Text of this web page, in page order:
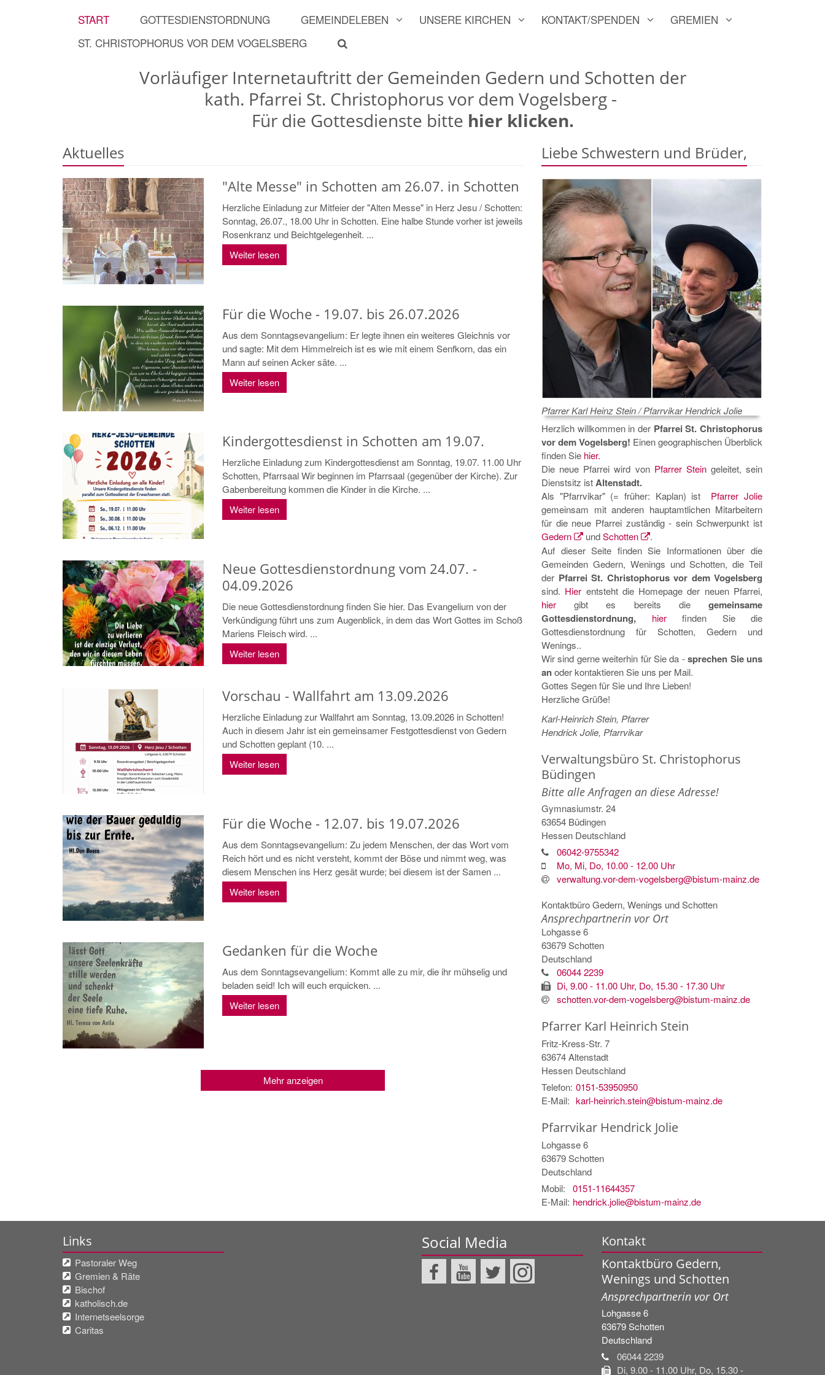
START GOTTESDIENSTORDNUNG GEMEINDELEBEN UNSERE KIRCHEN KONTAKT/SPENDEN
GREMIEN
ST. CHRISTOPHORUS VOR DEM VOGELSBERG
Vorläufiger Internetauftritt der Gemeinden Gedern und Schotten der
kath. Pfarrei St. Christophorus vor dem Vogelsberg -
Für die Gottesdienste bitte hier klicken.
Aktuelles
"Alte Messe" in Schotten am 26.07. in Schotten
Herzliche Einladung zur Mitfeier der "Alten Messe" in Herz Jesu / Schotten:
Sonntag, 26.07., 18.00 Uhr in Schotten. Eine halbe Stunde vorher ist jeweils
Rosenkranz und Beichtgelegenheit. ...
Weiter lesen
Für die Woche - 19.07. bis 26.07.2026
Aus dem Sonntagsevangelium: Er legte ihnen ein weiteres Gleichnis vor
und sagte: Mit dem Himmelreich ist es wie mit einem Senfkorn, das ein
Mann auf seinen Acker säte. ...
Weiter lesen
Kindergottesdienst in Schotten am 19.07.
Herzliche Einladung zum Kindergottesdienst am Sonntag, 19.07. 11.00 Uhr
Schotten, Pfarrsaal Wir beginnen im Pfarrsaal (gegenüber der Kirche). Zur
Gabenbereitung kommen die Kinder in die Kirche. ...
Weiter lesen
Neue Gottesdienstordnung vom 24.07. -
04.09.2026
Die neue Gottesdienstordnung finden Sie hier. Das Evangelium von der
Verkündigung führt uns zum Augenblick, in dem das Wort Gottes im Schoß
Mariens Fleisch wird. ...
Weiter lesen
Vorschau - Wallfahrt am 13.09.2026
Herzliche Einladung zur Wallfahrt am Sonntag, 13.09.2026 in Schotten!
Auch in diesem Jahr ist ein gemeinsamer Festgottesdienst von Gedern
und Schotten geplant (10. ...
Weiter lesen
Für die Woche - 12.07. bis 19.07.2026
Aus dem Sonntagsevangelium: Zu jedem Menschen, der das Wort vom
Reich hört und es nicht versteht, kommt der Böse und nimmt weg, was
diesem Menschen ins Herz gesät wurde; bei diesem ist der Samen ...
Weiter lesen
Gedanken für die Woche
Aus dem Sonntagsevangelium: Kommt alle zu mir, die ihr mühselig und
beladen seid! Ich will euch erquicken. ...
Weiter lesen
Mehr anzeigen
Liebe Schwestern und Brüder,
Pfarrer Karl Heinz Stein / Pfarrvikar Hendrick Jolie
Herzlich willkommen in der Pfarrei St. Christophorus
vor dem Vogelsberg! Einen geographischen Überblick
finden Sie hier.
Die neue Pfarrei wird von Pfarrer Steingeleitet, sein
Dienstsitz istAltenstadt.
Als "Pfarrvikar" (= früher: Kaplan) ist Pfarrer Jolie
gemeinsam mit anderen hauptamtlichen Mitarbeitern
für die neue Pfarrei zuständig - sein Schwerpunkt ist
Gedern
undSchotten
.
Auf dieser Seite finden Sie Informationen über die
Gemeinden Gedern, Wenings und Schotten, die Teil
der Pfarrei St. Christophorus vor dem Vogelsberg
sind. Hier entsteht die Homepage der neuen Pfarrei,
hier gibt es bereits die gemeinsame
Gottesdienstordnung,
hierfinden Sie die
Gottesdienstordnung für Schotten, Gedern und
Wenings..
Wir sind gerne weiterhin für Sie da -sprechen Sie uns
anoder kontaktieren Sie uns per Mail.
Gottes Segen für Sie und Ihre Lieben!
Herzliche Grüße!
Karl-Heinrich Stein, Pfarrer
Hendrick Jolie, Pfarrvikar
Verwaltungsbüro St. Christophorus
Büdingen
Bitte alle Anfragen an diese Adresse!
Gymnasiumstr. 24
63654 Büdingen
Hessen Deutschland
06042-9755342
Mo, Mi, Do, 10.00 - 12.00 Uhr
verwaltung.vor-dem-vogelsberg@bistum-mainz.de
Kontaktbüro Gedern, Wenings und Schotten
Ansprechpartnerin vor Ort
Lohgasse 6
63679Schotten
Deutschland
06044 2239
Di, 9.00 - 11.00 Uhr, Do, 15.30 - 17.30 Uhr
schotten.vor-dem-vogelsberg@bistum-mainz.de
Pfarrer Karl Heinrich Stein
Fritz-Kress-Str. 7
63674Altenstadt
Hessen Deutschland
Telefon: 0151-53950950
E-Mail: karl-heinrich.stein@bistum-mainz.de
Pfarrvikar Hendrick Jolie
Lohgasse 6
63679Schotten
Deutschland
Mobil:
0151-11644357
E-Mail: hendrick.jolie@bistum-mainz.de
Links
Pastoraler Weg
Gremien & Räte
Bischof
katholisch.de
Internetseelsorge
Caritas
Social Media
Kontakt
Kontaktbüro Gedern,
Wenings und Schotten
Ansprechpartnerin vor Ort
Lohgasse 6
63679 Schotten
Deutschland
06044 2239
Di, 9.00 - 11.00 Uhr, Do, 15.30 -